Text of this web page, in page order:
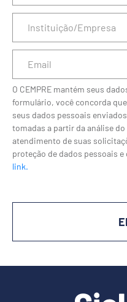
O CEMPRE mantém seus
formulário, você concorda
seus dados pessoais
tomadas a partir da análise
atendimento de suas
proteção de dados pessoais
link.